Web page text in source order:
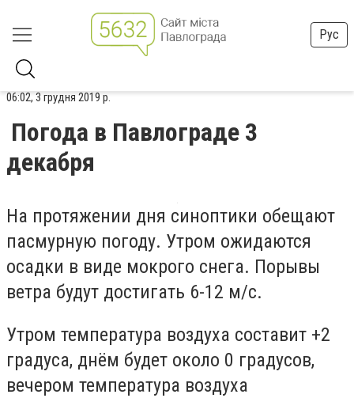
Рус
06:02, 3 грудня 2019 р.
Погода в Павлограде 3
декабря
На протяжении дня синоптики обещают
пасмурную погоду. Утром ожидаются
осадки в виде мокрого снега. Порывы
ветра будут достигать 6-12 м/с.
Утром температура воздуха составит +2
градуса, днём будет около 0 градусов,
вечером температура воздуха